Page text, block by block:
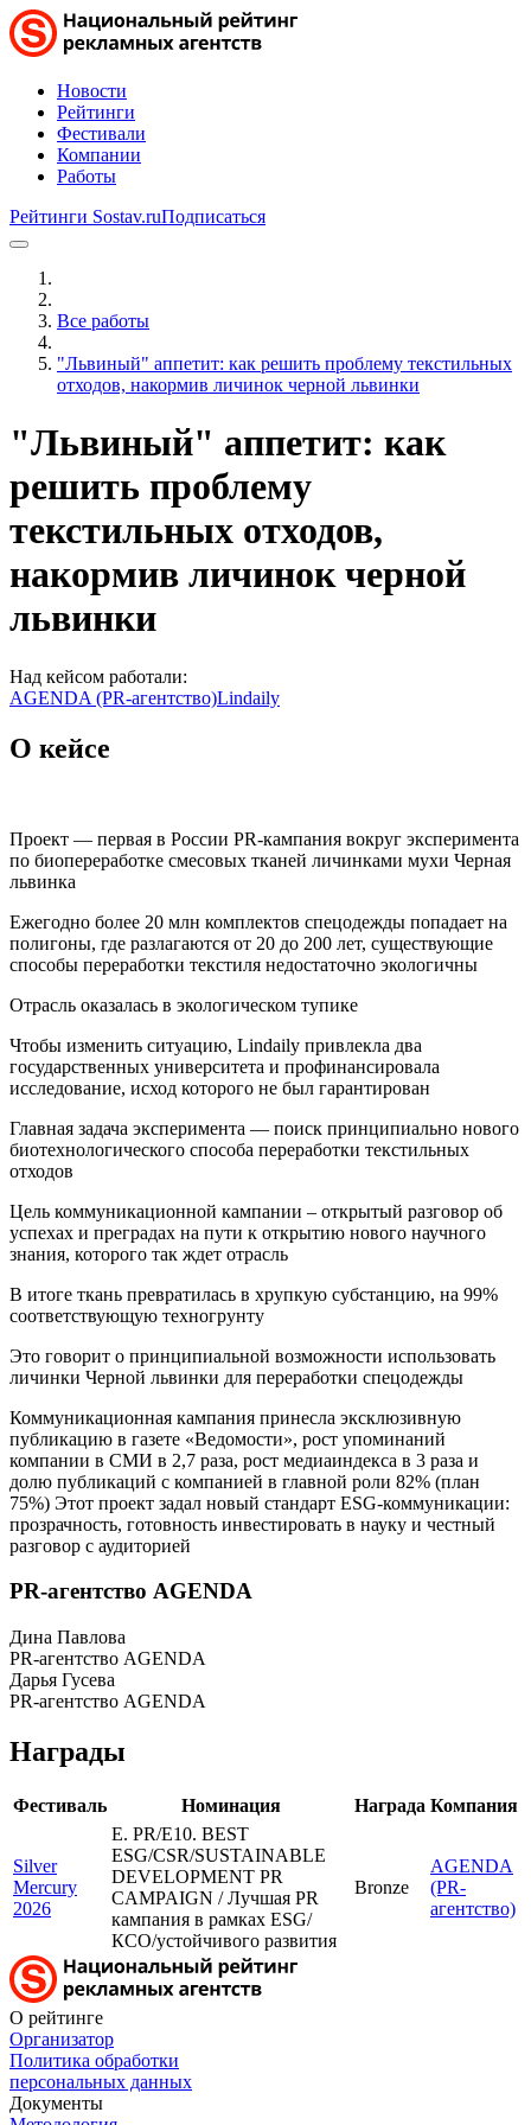
Новости
Рейтинги
Фестивали
Компании
Работы
Рейтинги Sostav.ruПодписаться
Все работы
"Львиный" аппетит: как решить проблему текстильных
отходов, накормив личинок черной львинки
"Львиный" аппетит: как
решить проблему
текстильных отходов,
накормив личинок черной
львинки
Над кейсом работали:
AGENDA (PR-агентство)Lindaily
О кейсе
Проект — первая в России PR-кампания вокруг эксперимента
по биопереработке смесовых тканей личинками мухи Черная
львинка
Ежегодно более 20 млн комплектов спецодежды попадает на
полигоны, где разлагаются от 20 до 200 лет, существующие
способы переработки текстиля недостаточно экологичны
Отрасль оказалась в экологическом тупике
Чтобы изменить ситуацию, Lindaily привлекла два
государственных университета и профинансировала
исследование, исход которого не был гарантирован
Главная задача эксперимента — поиск принципиально нового
биотехнологического способа переработки текстильных
отходов
Цель коммуникационной кампании – открытый разговор об
успехах и преградах на пути к открытию нового научного
знания, которого так ждет отрасль
В итоге ткань превратилась в хрупкую субстанцию, на 99%
соответствующую техногрунту
Это говорит о принципиальной возможности использовать
личинки Черной львинки для переработки спецодежды
Коммуникационная кампания принесла эксклюзивную
публикацию в газете «Ведомости», рост упоминаний
компании в СМИ в 2,7 раза, рост медиаиндекса в 3 раза и
долю публикаций с компанией в главной роли 82% (план
75%) Этот проект задал новый стандарт ESG-коммуникации:
прозрачность, готовность инвестировать в науку и честный
разговор с аудиторией
PR-агентство AGENDA
Дина Павлова
PR-агентство AGENDA
Дарья Гусева
PR-агентство AGENDA
Награды
Фестиваль Номинация Награда Компания
Silver
Mercury
2026
E. PR/E10. BEST
ESG/CSR/SUSTAINABLE
DEVELOPMENT PR
CAMPAIGN / Лучшая PR
кампания в рамках ESG/
КСО/устойчивого развития
Bronze
AGENDA
(PR-
агентство)
О рейтинге
Организатор
Политика обработки
персональных данных
Документы